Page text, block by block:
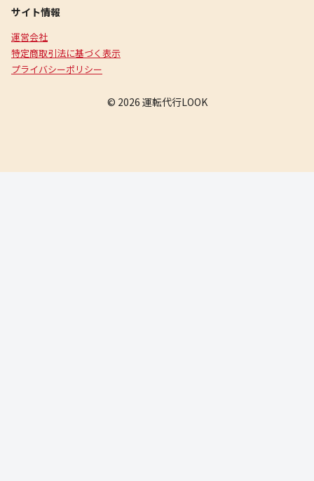
サイト情報
運営会社
特定商取引法に基づく表示
プライバシーポリシー
© 2026 運転代行LOOK